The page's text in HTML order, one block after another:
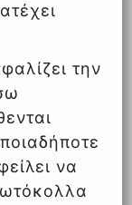
την
να